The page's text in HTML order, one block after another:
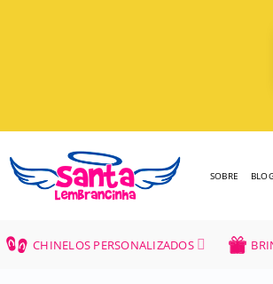
SOBRE
CHINELOS PERSONALIZADOS